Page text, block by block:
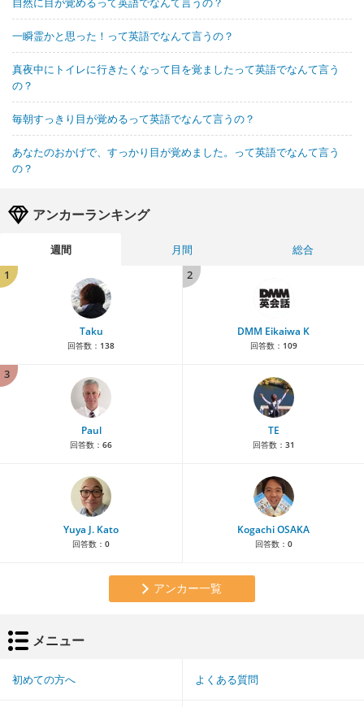
一瞬霊かと思った！って英語でなんて言うの？
真夜中にトイレに行きたくなって目を覚ましたって英語でなんて言う
の？
毎朝すっきり目が覚めるって英語でなんて言うの？
あなたのおかげで、すっかり目が覚めました。って英語でなんて言う
の？
アンカーランキング
週間 月間
総合
1
Taku
回答数： 138
2
DMM Eikaiwa K
回答数： 109
3
Paul
回答数： 66
TE
回答数： 31
Yuya J. Kato
回答数： 0
Kogachi OSAKA
回答数： 0
アンカー一覧
メニュー
初めての方へ よくある質問